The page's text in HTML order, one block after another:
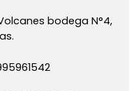
bodega N°4,